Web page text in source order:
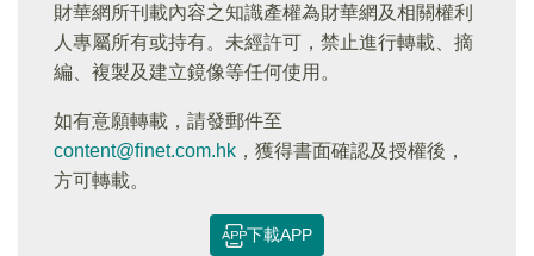
財華網所刊載內容之知識產權為財華網及相關權利
人專屬所有或持有。未經許可，禁止進行轉載、摘
編、複製及建立鏡像等任何使用。
如有意願轉載，請發郵件至
content@finet.com.hk ，獲得書面確認及授權後，
方可轉載。
下載APP